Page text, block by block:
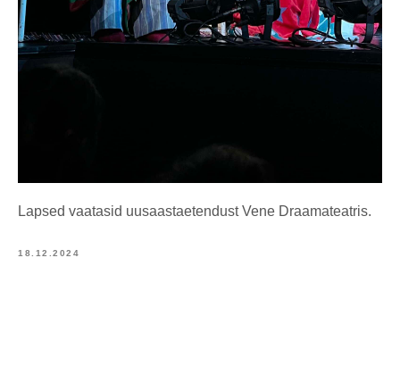
Lapsed vaatasid uusaastaetendust Vene Draamateatris.
18.12.2024